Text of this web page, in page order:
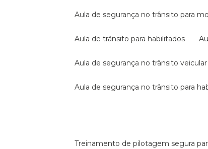
aula de segurança no trânsito para
aula de trânsito para habilitados
aula de segurança no trânsito veicular
aula de segurança no trânsito para
treinamento de pilotagem segura